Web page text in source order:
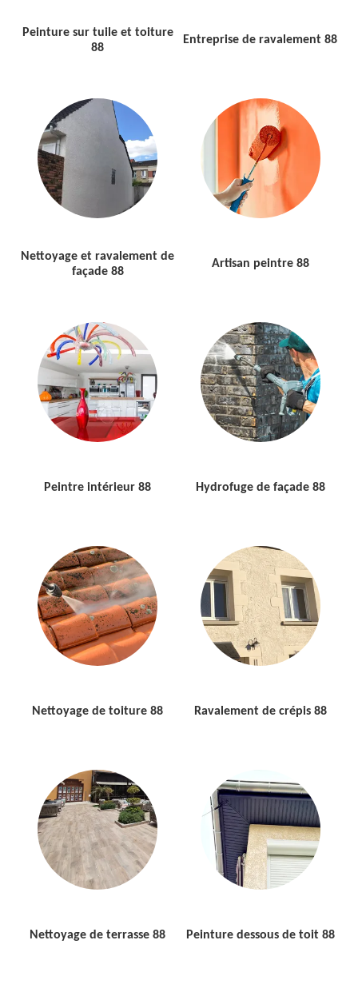
Peinture sur tuile et toiture
88
Entreprise de ravalement 88
Nettoyage et ravalement de
façade 88
Artisan peintre 88
Peintre intérieur 88 Hydrofuge de façade 88
Nettoyage de toiture 88 Ravalement de crépis 88
Nettoyage de terrasse 88 Peinture dessous de toit 88